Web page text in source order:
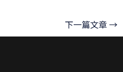
下一篇文章→